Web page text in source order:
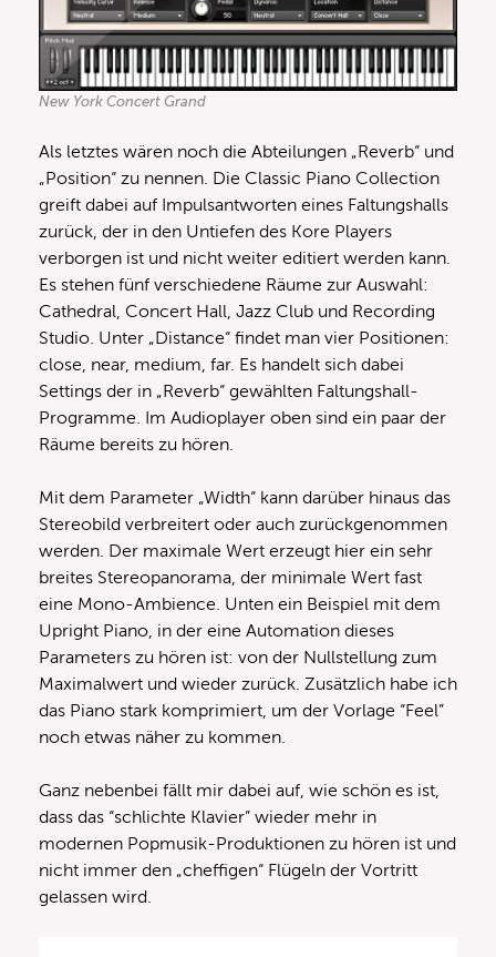
New York Concert Grand
Als letztes wären noch die Abteilungen „Reverb“ und
„Position“ zu nennen. Die Classic Piano Collection
greift dabei auf Impulsantworten eines Faltungshalls
zurück, der in den Untiefen des Kore Players
verborgen ist und nicht weiter editiert werden kann.
Es stehen fünf verschiedene Räume zur Auswahl:
Cathedral, Concert Hall, Jazz Club und Recording
Studio. Unter „Distance“ findet man vier Positionen:
close, near, medium, far. Es handelt sich dabei
Settings der in „Reverb“ gewählten Faltungshall-
Programme. Im Audioplayer oben sind ein paar der
Räume bereits zu hören.
Mit dem Parameter „Width“ kann darüber hinaus das
Stereobild verbreitert oder auch zurückgenommen
werden. Der maximale Wert erzeugt hier ein sehr
breites Stereopanorama, der minimale Wert fast
eine Mono-Ambience. Unten ein Beispiel mit dem
Upright Piano, in der eine Automation dieses
Parameters zu hören ist: von der Nullstellung zum
Maximalwert und wieder zurück. Zusätzlich habe ich
das Piano stark komprimiert, um der Vorlage “Feel”
noch etwas näher zu kommen.
Ganz nebenbei fällt mir dabei auf, wie schön es ist,
dass das “schlichte Klavier” wieder mehr in
modernen Popmusik-Produktionen zu hören ist und
nicht immer den „cheffigen“ Flügeln der Vortritt
gelassen wird.